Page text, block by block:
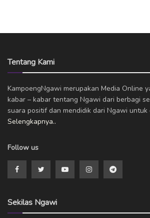
Tentang Kami
KampoengNgawi merupakan Media Online
kabar – kabar tentang Ngawi dari berbagi
suara positif dan mendidik dari Ngawi untuk
Selengkapnya..
Follow us
Sekilas Ngawi